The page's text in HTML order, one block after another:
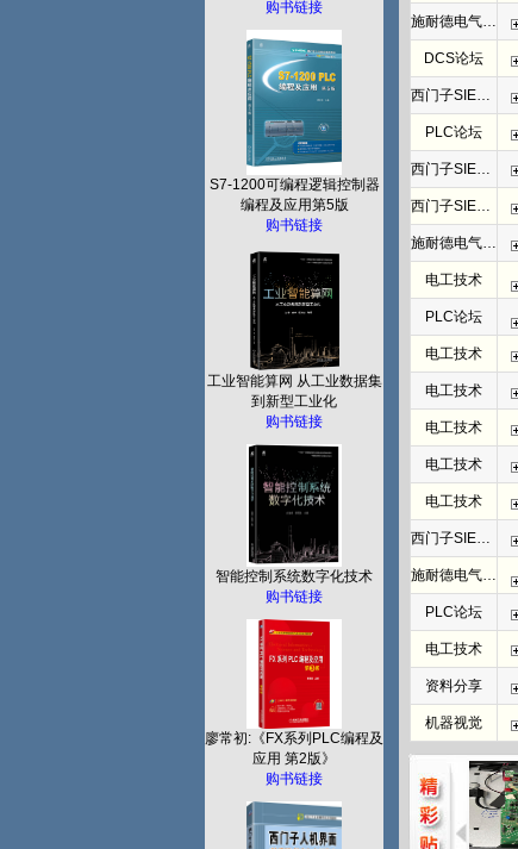
购书链接
S7-1200可编程逻辑控制器
编程及应用第5版
购书链接
工业智能算网 从工业数据集
到新型工业化
购书链接
智能控制系统数字化技术
购书链接
廖常初:《FX系列PLC编程及
应用 第2版》
购书链接
施耐德电气PLC
DCS论坛
西门子SIEMENS
PLC论坛
西门子SIEMENS
西门子SIEMENS
施耐德电气PLC
电工技术
PLC论坛
电工技术
电工技术
电工技术
电工技术
电工技术
西门子SIEMENS
施耐德电气PLC
PLC论坛
电工技术
资料分享
机器视觉